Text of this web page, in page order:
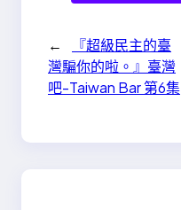
←
『超級民主的臺
灣騙你的啦。』臺灣
吧-Taiwan Bar 第6集